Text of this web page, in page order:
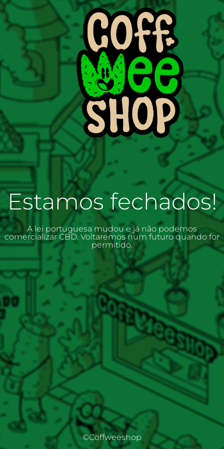
Estamos fechados!
A lei portuguesa mudou e já não podemos
comercializar CBD. Voltaremos num futuro quando for
permitido.
©Coffweeshop